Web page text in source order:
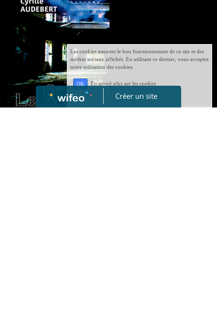
Créer un site
Les cookies assurent le bon fonctionnement de ce site et des
médias sociaux affichés. En utilisant ce dernier, vous acceptez
notre utilisation des cookies.
OK En savoir plus sur les cookies